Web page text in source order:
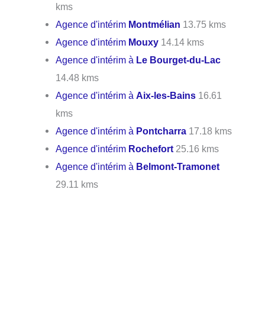
kms
Agence d'intérim Montmélian 13.75 kms
Agence d'intérim Mouxy 14.14 kms
Agence d'intérim à Le Bourget-du-Lac
14.48 kms
Agence d'intérim àAix-les-Bains 16.61
kms
Agence d'intérim à Pontcharra 17.18 kms
Agence d'intérim Rochefort 25.16 kms
Agence d'intérim à Belmont-Tramonet
29.11 kms